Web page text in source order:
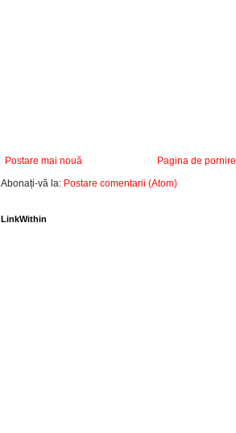
Postare mai nouă
Pagina de pornire
Abonați-vă la: Postare comentarii (Atom)
LinkWithin